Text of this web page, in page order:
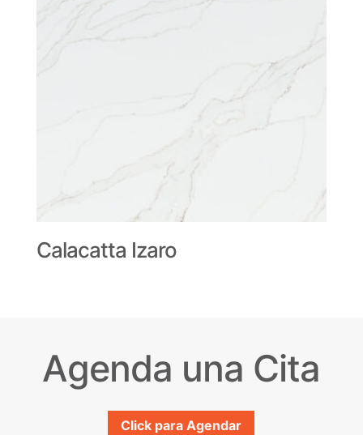
Calacatta Izaro
Agenda una Cita
Click para Agendar